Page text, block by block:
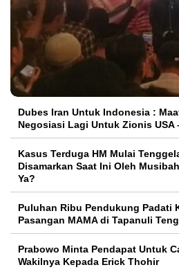
Dubes Iran Untuk Indonesia :
Negosiasi Lagi Untuk Zionis USA
Kasus Terduga HM Mulai
Disamarkan Saat Ini Oleh
Ya?
Puluhan Ribu Pendukung Padati
Pasangan MAMA di Tapanuli
Prabowo Minta Pendapat Untuk
Wakilnya Kepada Erick Thohir